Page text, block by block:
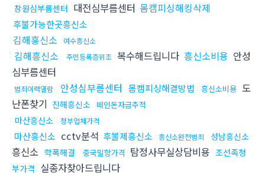
창원심부름센터 대전심부름센터 몸캠피싱해킹삭제
후불가능한곳흥신소
김해흥신소 여수흥신소
김해흥신소 주민등록증위조 복수해드립니다 흥신소비용 안성
심부름센터
범죄이력열람 안성심부름센터 몸캠피싱해결방법 흥신소비용 도
난폰찾기 진해흥신소 떼인돈자금추적
마산흥신소 청부업체가격
마산흥신소 cctv분석 후불제흥신소 흥신소완전범죄 성남흥신소
흥신소 학폭해결 중국밀항가격 탐정사무실상담비용 조선족청
부가격 실종자찾아드립니다